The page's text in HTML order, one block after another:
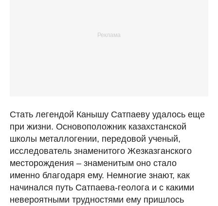
Стать легендой Канышу Сатпаеву удалось еще
при жизни. Основоположник казахстанской
школы металлогении, передовой ученый,
исследователь знаменитого Жезказганского
месторождения – знаменитым оно стало
именно благодаря ему. Немногие знают, как
начинался путь Сатпаева-геолога и с какими
невероятными трудностями ему пришлось